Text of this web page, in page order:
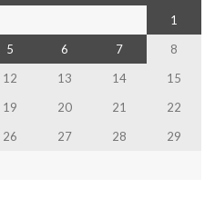
1
5 6 7
8
12 13 14
15
19 20 21
22
26 27 28
29